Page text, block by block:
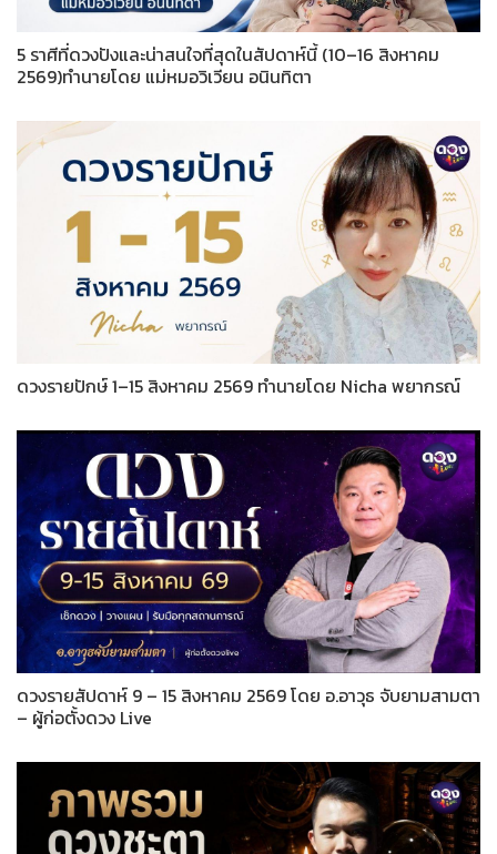
5 ราศีที่ดวงปังและน่าสนใจที่สุดในสัปดาห์นี้ (10–16 สิงหาคม
2569)ทำนายโดย แม่หมอวิเวียน อนินทิตา
ดวงรายปักษ์ 1–15 สิงหาคม 2569 ทำนายโดย Nicha พยากรณ์
ดวงรายสัปดาห์ 9 – 15 สิงหาคม 2569 โดย อ.อาวุธ จับยามสามตา
– ผู้ก่อตั้งดวง Live